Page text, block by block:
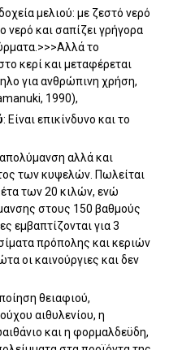
μελιού: με ζεστό νερό
νερό και σαπίζει γρήγορα
το
κερί και μεταφέρεται
για ανθρώπινη χρήση,
1990),
: Είναι επικίνδυνο και το
αλλά και
των κυψελών. Πωλείται
των 20 κιλών, ενώ
στους 150 βαθμούς
εμβαπτίζονται για 3
πρόπολης και κεριών
οι καινούργιες και δεν
θειαφιού,
αιθυλενίου, η
και η φορμαλδεϋδη,